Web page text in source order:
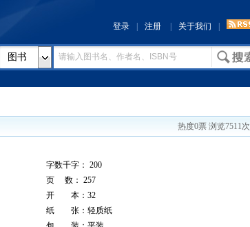
登录 注册 关于我们
图书
热度0票 浏览7511次
字数千字： 200
页 数： 257
开 本：32
纸 张：轻质纸